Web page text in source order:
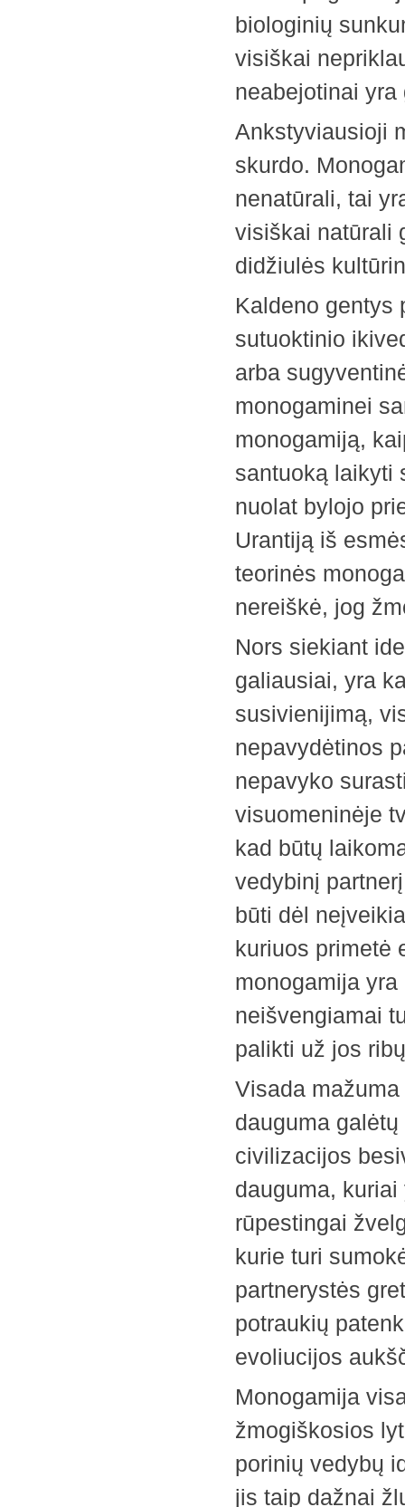
biologinių
visiškai
neabejotinai
Ankstyviausioji
skurdo.
nenatūrali, tai
visiškai natūrali
didžiulės
Kaldeno gentys
sutuoktinio
arba
monogaminei
monogamiją,
santuoką laikyti
nuolat bylojo
Urantiją iš
teorinės
nereiškė, jog
Nors siekiant
galiausiai, yra
susivienijimą,
nepavydėtinos
nepavyko
visuomeninėje
kad būtų
vedybinį
būti dėl
kuriuos primetė
monogamija
neišvengiamai
palikti už jos
Visada
dauguma
civilizacijos
dauguma,
rūpestingai
kurie turi
partnerystės
potraukių
evoliucijos
Monogamija
žmogiškosios
porinių vedybų
jis taip dažnai